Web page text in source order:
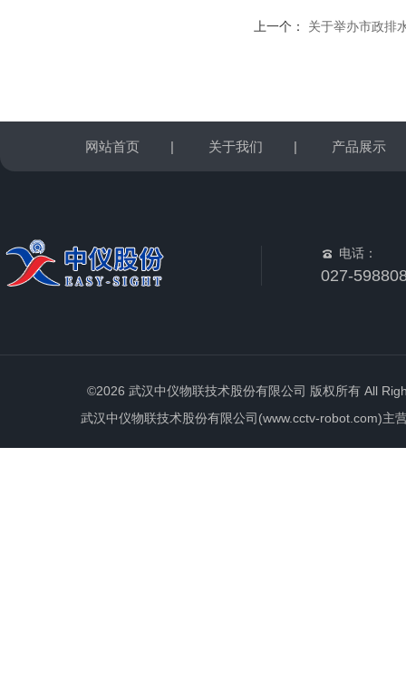
上一个： 关于举办市政排
网站首页 | 关于我们 | 产品展示
电话：
027-
©2026 武汉中仪物联技术股份有限公司 版权所有 All
武汉中仪物联技术股份有限公司(www.cctv-robot.com)主